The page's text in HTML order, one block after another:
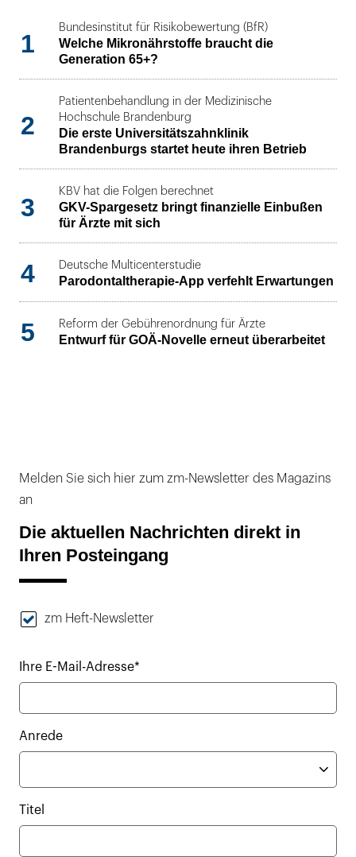
1
Bundesinstitut für Risikobewertung (BfR)
Welche Mikronährstoffe braucht die
Generation 65+?
2
Patientenbehandlung in der Medizinische
Hochschule Brandenburg
Die erste Universitätszahnklinik
Brandenburgs startet heute ihren Betrieb
3
KBV hat die Folgen berechnet
GKV-Spargesetz bringt finanzielle Einbußen
für Ärzte mit sich
4 Deutsche Multicenterstudie
Parodontaltherapie-App verfehlt Erwartungen
5 Reform der Gebührenordnung für Ärzte
Entwurf für GOÄ-Novelle erneut überarbeitet
Melden Sie sich hier zum zm-Newsletter des Magazins
an
Die aktuellen Nachrichten direkt in
Ihren Posteingang
zm Heft-Newsletter
Ihre E-Mail-Adresse*
Anrede
Titel